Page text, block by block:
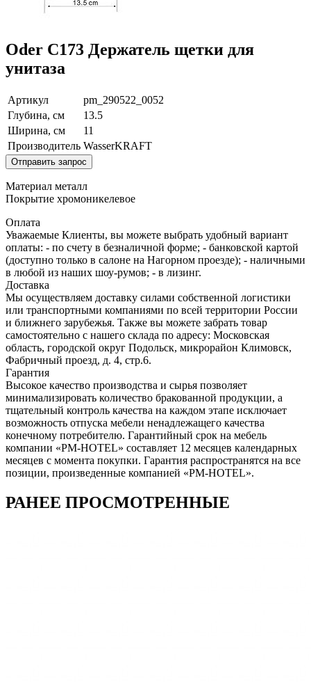
Oder C173 Держатель щетки для
унитаза
Артикул
pm_290522_0052
Глубина, см
13.5
Ширина, см
11
Производитель WasserKRAFT
Отправить запрос
Материал металл
Покрытие хромоникелевое
Оплата
Уважаемые Клиенты, вы можете выбрать удобный вариант
оплаты: - по счету в безналичной форме; - банковской картой
(доступно только в салоне на Нагорном проезде); - наличными
в любой из наших шоу-румов; - в лизинг.
Доставка
Мы осуществляем доставку силами собственной логистики
или транспортными компаниями по всей территории России
и ближнего зарубежья. Также вы можете забрать товар
самостоятельно с нашего склада по адресу: Московская
область, городcкой округ Подольск, микрорайон Климовск,
Фабричный проезд, д. 4, стр.6.
Гарантия
Высокое качество производства и сырья позволяет
минимализировать количество бракованной продукции, а
тщательный контроль качества на каждом этапе исключает
возможность отпуска мебели ненадлежащего качества
конечному потребителю. Гарантийный срок на мебель
компании «PM-HOTEL» составляет 12 месяцев календарных
месяцев с момента покупки. Гарантия распространятся на все
позиции, произведенные компанией «PM-HOTEL».
РАНЕЕ ПРОСМОТРЕННЫЕ